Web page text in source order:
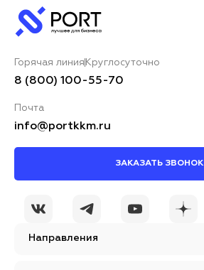
Направления
Горячая линия Круглосуточно
8 (800) 100-55-70
Почта
info@portkkm.ru
ЗАКАЗАТЬ ЗВОНОК